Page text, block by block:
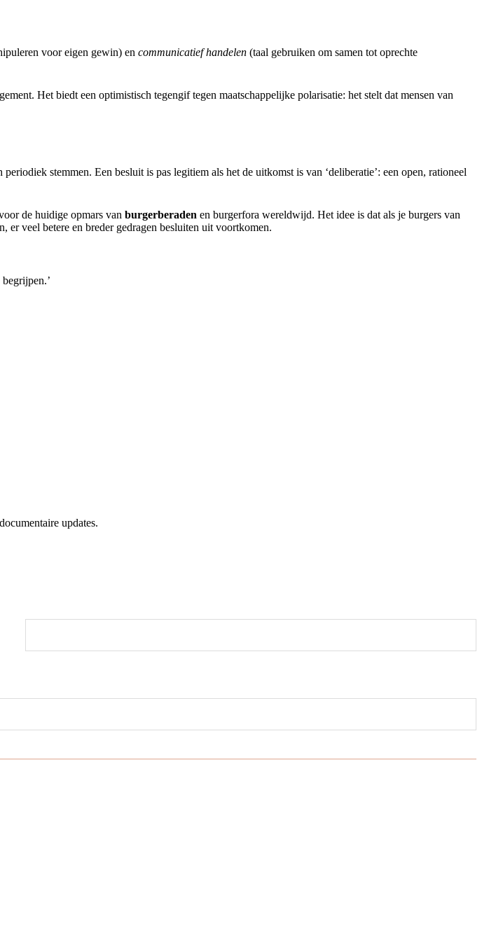
voor eigen gewin) en communicatief handelen (taal gebruiken om samen tot oprechte
Het biedt een optimistisch tegengif tegen maatschappelijke polarisatie: het stelt dat mensen van
stemmen. Een besluit is pas legitiem als het de uitkomst is van ‘deliberatie’: een open, rationeel
de huidige opmars van burgerberaden en burgerfora wereldwijd. Het idee is dat als je burgers van
er veel betere en breder gedragen besluiten uit voortkomen.
updates.